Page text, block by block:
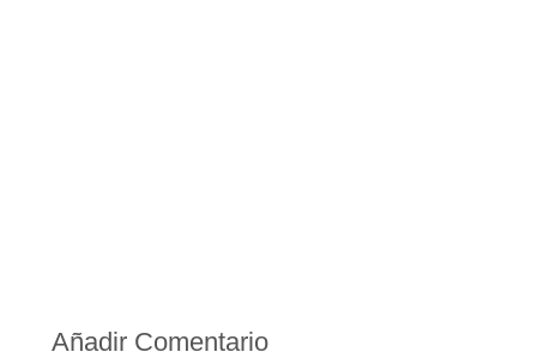
Añadir Comentario